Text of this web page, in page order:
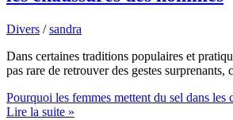
Divers /sandra
Dans certaines traditions populaires et
pas rare de retrouver des gestes surprenants,
Pourquoi les femmes mettent du sel dans les
Lire la suite »